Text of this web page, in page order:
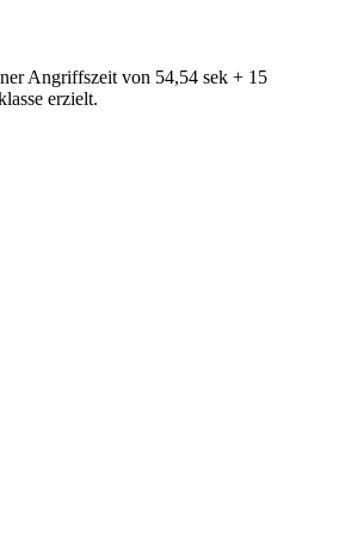
Angriffszeit von 54,54 sek + 15
erzielt.